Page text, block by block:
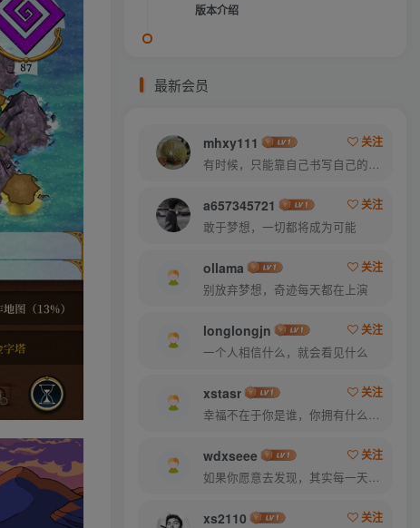
版本介绍
最新会员
mhxy111
关注
有时候，只能靠自己书写自己的美好结局
a657345721
关注
敢于梦想，一切都将成为可能
ollama
关注
别放弃梦想，奇迹每天都在上演
longlongjn
关注
一个人相信什么，就会看见什么
xstasr
关注
幸福不在于你是谁，你拥有什么，而仅仅在于你自己怎么看待
wdxseee
关注
如果你愿意去发现，其实每一天都很美
xs2110
关注